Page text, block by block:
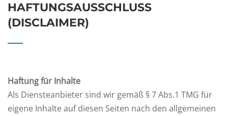
​HAFTUNGSAUSSCHLUSS
(DISCLAIMER)
Haftung für Inhalte
Als Diensteanbieter sind wir gemäß § 7 Abs.1 TMG für
eigene Inhalte auf diesen Seiten nach den allgemeinen